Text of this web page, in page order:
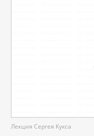
Лекция Сергея Кукса